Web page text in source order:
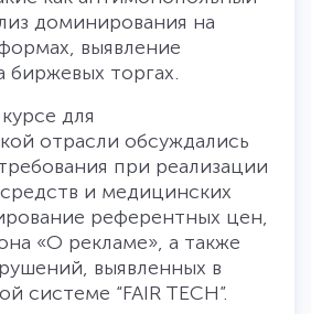
доминирования на
выявление
биржевых торгах.
для
отрасли обсуждались
при реализации
и медицинских
референтных цен,
«О рекламе», а также
выявленных в
системе “FAIR TECH”.